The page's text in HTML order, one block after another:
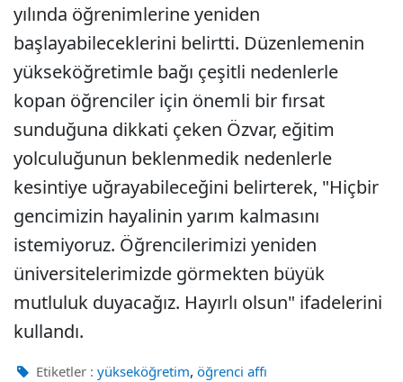
yılında öğrenimlerine yeniden
başlayabileceklerini belirtti. Düzenlemenin
yükseköğretimle bağı çeşitli nedenlerle
kopan öğrenciler için önemli bir fırsat
sunduğuna dikkati çeken Özvar, eğitim
yolculuğunun beklenmedik nedenlerle
kesintiye uğrayabileceğini belirterek, "Hiçbir
gencimizin hayalinin yarım kalmasını
istemiyoruz. Öğrencilerimizi yeniden
üniversitelerimizde görmekten büyük
mutluluk duyacağız. Hayırlı olsun" ifadelerini
kullandı.
Etiketler : yükseköğretim, öğrenci affı